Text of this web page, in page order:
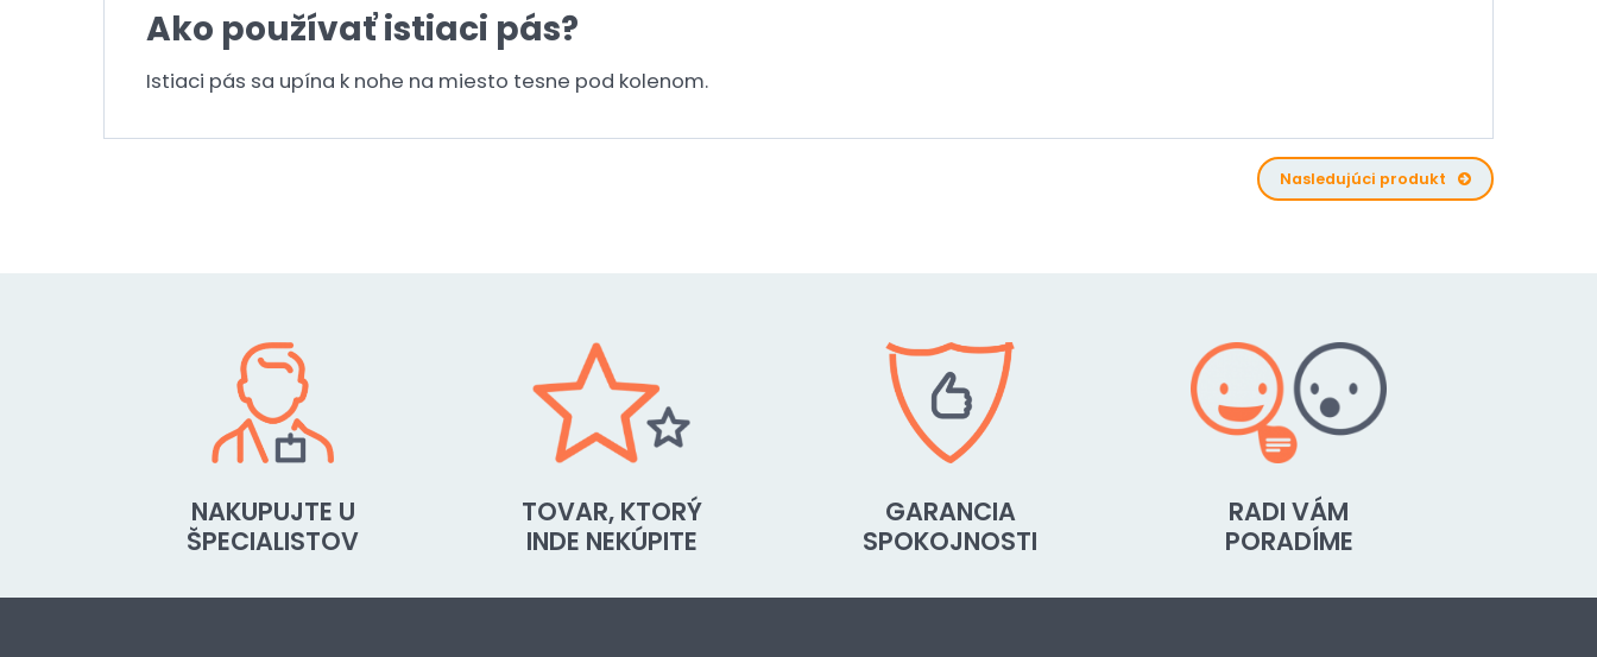
Ako používať istiaci pás?
Istiaci pás sa upína k nohe na miesto tesne pod kolenom.
Nasledujúci produkt
NAKUPUJTE U
ŠPECIALISTOV
TOVAR, KTORÝ
INDE NEKÚPITE
GARANCIA
SPOKOJNOSTI
RADI VÁM
PORADÍME